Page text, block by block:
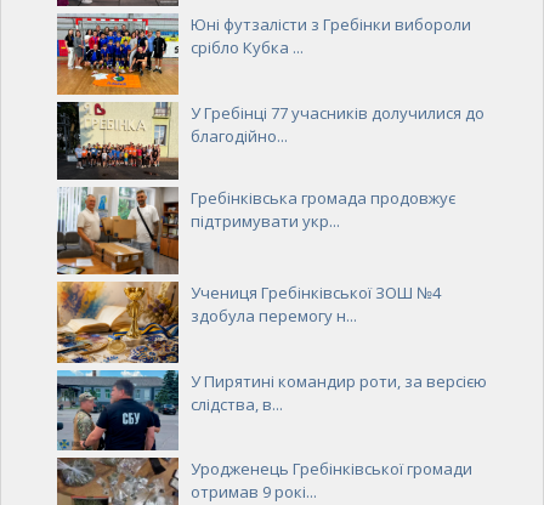
Юні футзалісти з Гребінки вибороли
срібло Кубка ...
У Гребінці 77 учасників долучилися до
благодійно...
Гребінківська громада продовжує
підтримувати укр...
Учениця Гребінківської ЗОШ №4
здобула перемогу н...
У Пирятині командир роти, за версією
слідства, в...
Уродженець Гребінківської громади
отримав 9 рокі...